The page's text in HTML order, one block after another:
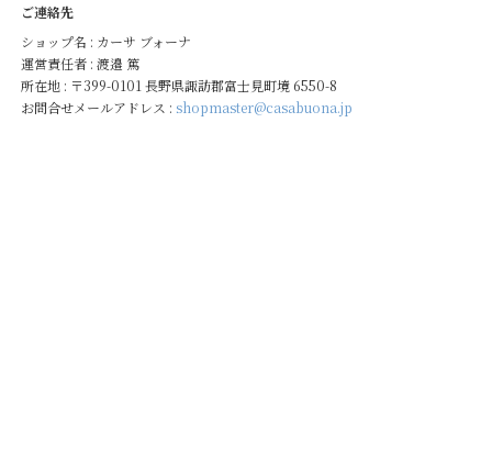
ご連絡先
ショップ名 : カーサ ブォーナ
運営責任者 : 渡邉 篤
所在地 : 〒399-0101 長野県諏訪郡富士見町境 6550-8
お問合せメールアドレス : shopmaster@casabuona.jp